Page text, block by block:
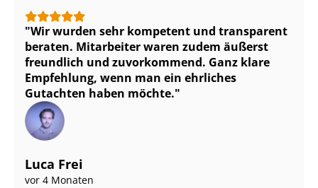
Wir wurden sehr kompetent und transparent
beraten. Mitarbeiter waren zudem äußerst
freundlich und zuvorkommend. Ganz klare
Empfehlung, wenn man ein ehrliches
Gutachten haben möchte.
Luca Frei
vor 4 Monaten